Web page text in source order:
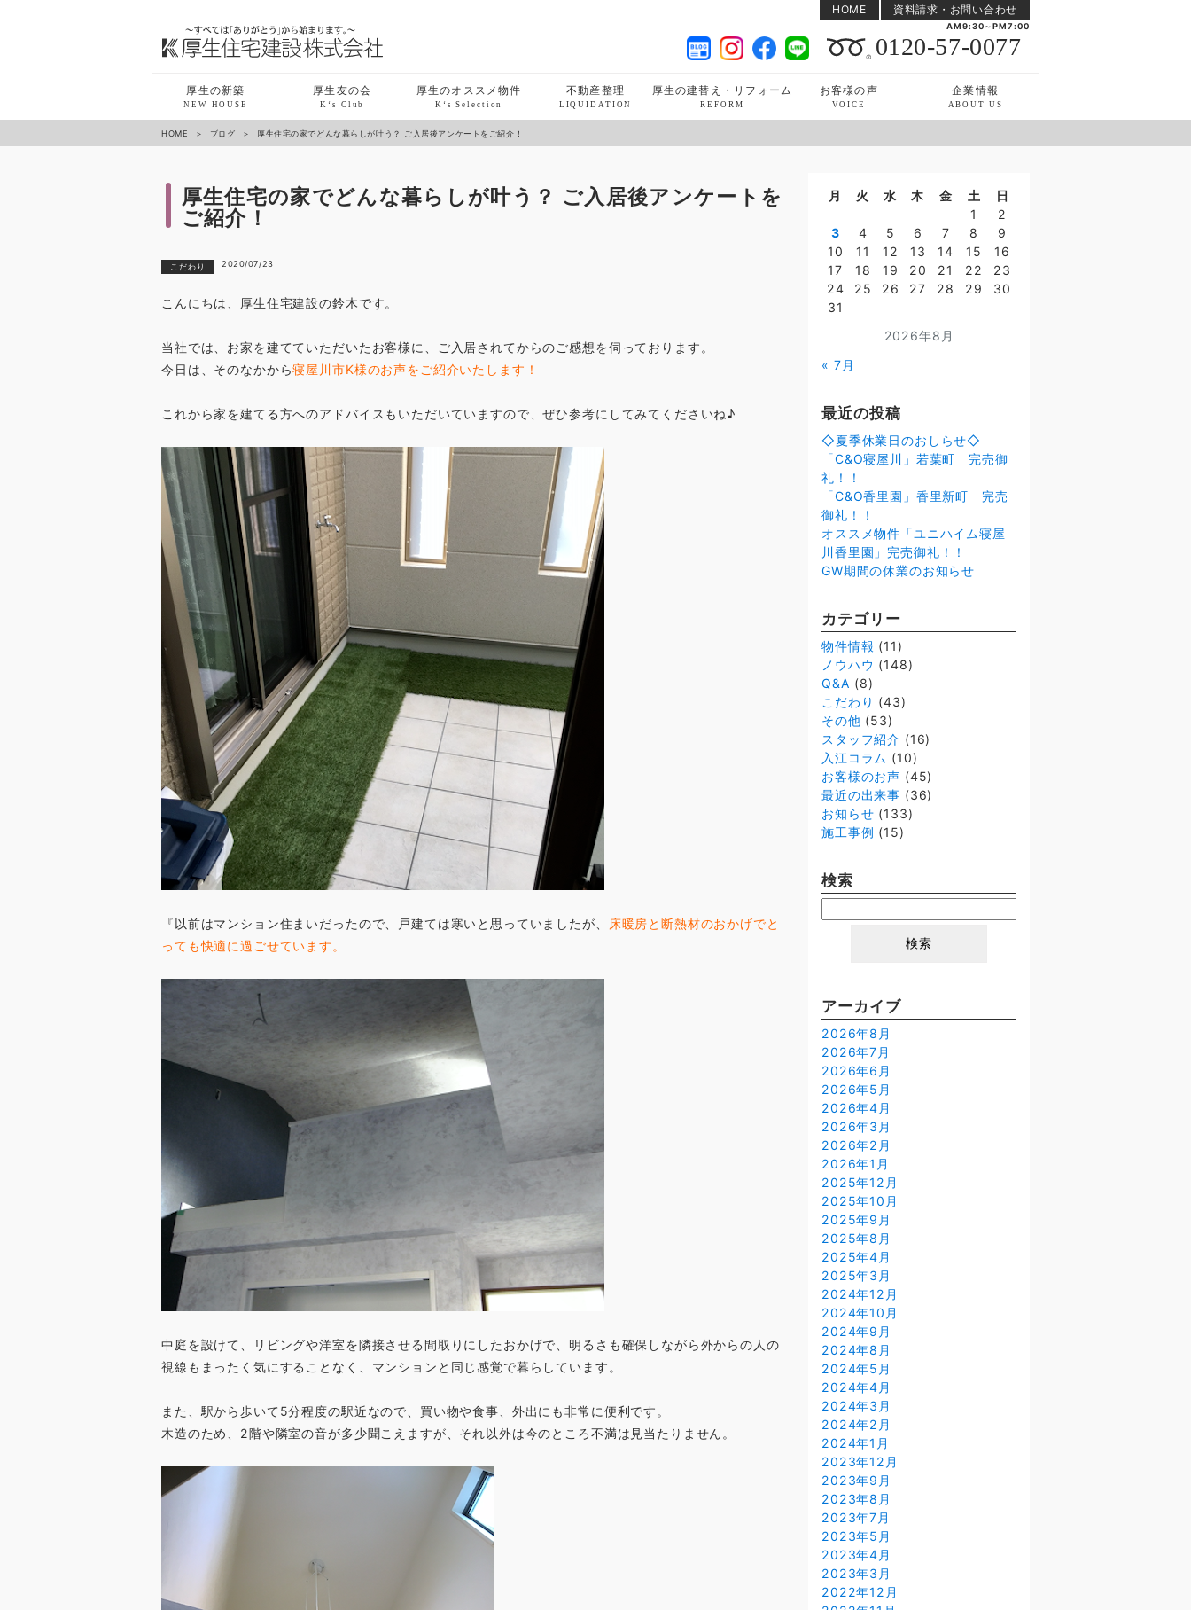
HOME 資料請求・お問い合わせ
AM9:30～PM7:00
0120-57-0077
厚生の新築
NEW HOUSE
厚生友の会
K‘s Club
厚生のオススメ物件
K‘s Selection
不動産整理
LIQUIDATION
厚生の建替え・リフォーム
REFORM
お客様の声
VOICE
企業情報
ABOUT US
HOME ブログ 厚生住宅の家でどんな暮らしが叶う？ ご入居後アンケートをご紹介！
厚生住宅の家でどんな暮らしが叶う？ ご入居後アンケートを
ご紹介！
こだわり 2020/07/23
こんにちは、厚生住宅建設の鈴木です。
当社では、お家を建てていただいたお客様に、ご入居されてからのご感想を伺っております。
今日は、そのなかから寝屋川市K様のお声をご紹介いたします！
これから家を建てる方へのアドバイスもいただいていますので、ぜひ参考にしてみてくださいね♪
『以前はマンション住まいだったので、戸建ては寒いと思っていましたが、
床暖房と断熱材のおかげでと
っても快適に過ごせています。
中庭を設けて、リビングや洋室を隣接させる間取りにしたおかげで、明るさも確保しながら外からの人の
視線もまったく気にすることなく、マンションと同じ感覚で暮らしています。
また、駅から歩いて5分程度の駅近なので、買い物や食事、外出にも非常に便利です。
木造のため、2階や隣室の音が多少聞こえますが、それ以外は今のところ不満は見当たりません。
2026年8月
月 火 水 木 金 土
日
1
2
3
4 5 6 7 8
9
10
11 12 13 14 15
16
17
18 19 20 21 22
23
24
25 26 27 28 29
30
31
« 7月
最近の投稿
◇夏季休業日のおしらせ◇
「C&O寝屋川」若葉町 完売御
礼！！
「C&O香里園」香里新町 完売
御礼！！
オススメ物件「ユニハイム寝屋
川香里園」完売御礼！！
GW期間の休業のお知らせ
カテゴリー
物件情報 (11)
ノウハウ (148)
Q&A (8)
こだわり (43)
その他 (53)
スタッフ紹介 (16)
入江コラム (10)
お客様のお声 (45)
最近の出来事 (36)
お知らせ (133)
施工事例 (15)
検索
索:
アーカイブ
2026年8月
2026年7月
2026年6月
2026年5月
2026年4月
2026年3月
2026年2月
2026年1月
2025年12月
2025年10月
2025年9月
2025年8月
2025年4月
2025年3月
2024年12月
2024年10月
2024年9月
2024年8月
2024年5月
2024年4月
2024年3月
2024年2月
2024年1月
2023年12月
2023年9月
2023年8月
2023年7月
2023年5月
2023年4月
2023年3月
2022年12月